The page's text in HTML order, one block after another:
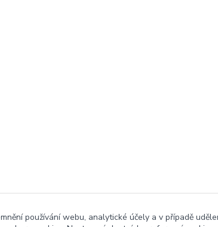
používání webu, analytické účely a v případě